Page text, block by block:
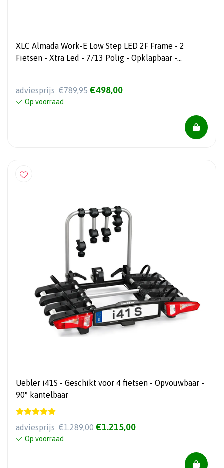
XLC Almada Work-E Low Step LED 2F Frame - 2
Fietsen - Xtra Led - 7/13 Polig - Opklapbaar -
adviesprijs €789,95 €498,00
Op voorraad
Uebler i41S - Geschikt voor 4 fietsen - Opvouwbaar -
90° kantelbaar
adviesprijs €1.289,00 €1.215,00
Op voorraad